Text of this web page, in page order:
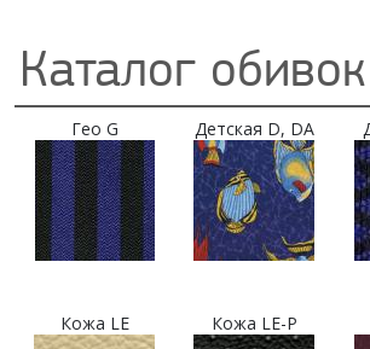
Каталог обивок
Гео G Детская D, DA
Кожа LE Кожа LE-P